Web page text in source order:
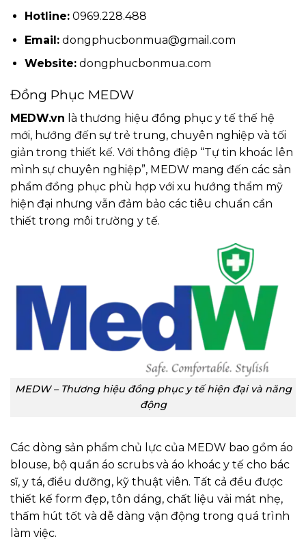
Hotline:0969.228.488
Email: dongphucbonmua@gmail.com
Website: dongphucbonmua.com
Đồng Phục MEDW
MEDW.vn là thương hiệu đồng phục y tế thế hệ
mới, hướng đến sự trẻ trung, chuyên nghiệp và tối
giản trong thiết kế. Với thông điệp “Tự tin khoác lên
mình sự chuyên nghiệp”, MEDW mang đến các sản
phẩm đồng phục phù hợp với xu hướng thẩm mỹ
hiện đại nhưng vẫn đảm bảo các tiêu chuẩn cần
thiết trong môi trường y tế.
MEDW – Thương hiệu đồng phục y tế hiện đại và năng
động
Các dòng sản phẩm chủ lực của MEDW bao gồm áo
blouse, bộ quần áo scrubs và áo khoác y tế cho bác
sĩ, y tá, điều dưỡng, kỹ thuật viên. Tất cả đều được
thiết kế form đẹp, tôn dáng, chất liệu vải mát nhẹ,
thấm hút tốt và dễ dàng vận động trong quá trình
làm việc.